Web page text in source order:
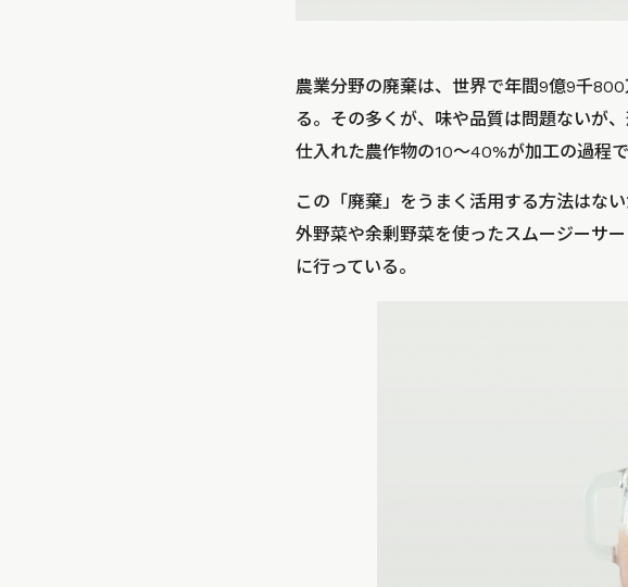
農業分野の廃棄は、世界で年間9億9千
る。その多くが、味や品質は問題ないが
仕入れた農作物の10～40%が加工の過程で
この「廃棄」をうまく活用する方法はな
外野菜や余剰野菜を使ったスムージーサ
に行っている。